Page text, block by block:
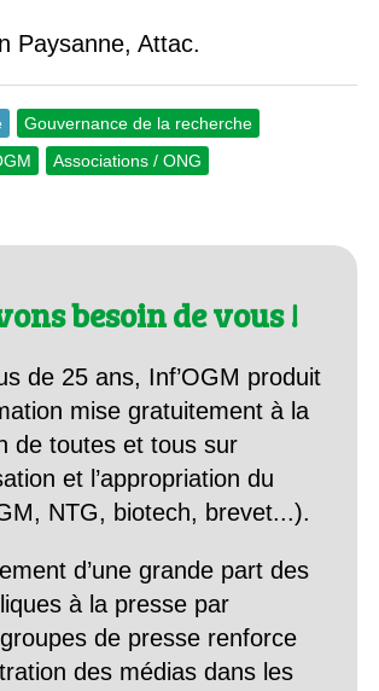
Paysanne, Attac.
Gouvernance de la recherche
Associations / ONG
besoin de vous !
de 25 ans, Inf’OGM produit
mise gratuitement à la
de toutes et tous sur
et l’appropriation du
NTG, biotech, brevet...).
d’une grande part des
à la presse par
de presse renforce
des médias dans les